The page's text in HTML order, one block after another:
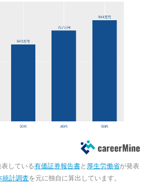
している有価証券報告書と 厚生労働省が発表
統計調査を元に独自に算出しています。